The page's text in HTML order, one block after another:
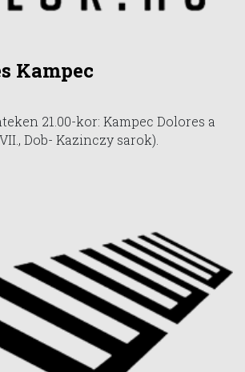
Kampec
21.00-kor: Kampec Dolores a
Dob- Kazinczy sarok).